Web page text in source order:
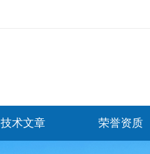
技术文章 荣誉资质